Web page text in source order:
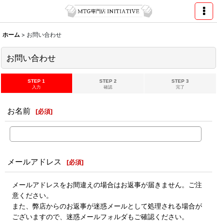
ホーム > お問い合わせ
お問い合わせ
STEP 1
入力
STEP 2
確認
STEP 3
完了
お名前 [必須]
メールアドレス [必須]
メールアドレスをお間違えの場合はお返事が届きません。ご注
意ください。
また、弊店からのお返事が迷惑メールとして処理される場合が
ございますので、迷惑メールフォルダもご確認ください。